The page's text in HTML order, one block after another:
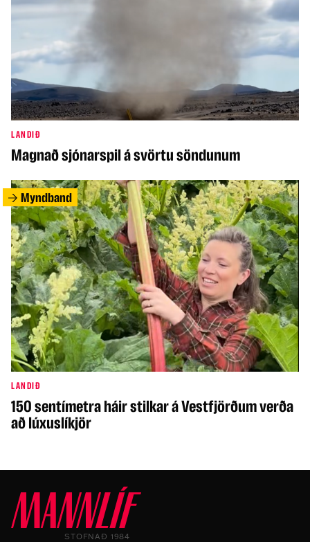
LANDIÐ
Magnað sjónarspil á svörtu söndunum
Myndband
LANDIÐ
150 sentímetra háir stilkar á Vestfjörðum verða
að lúxuslíkjör
STOFNAÐ 1984